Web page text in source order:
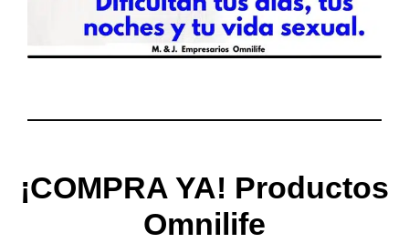
¡COMPRA YA! Productos
Omnilife